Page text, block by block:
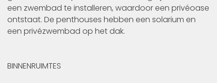
een zwembad te installeren, waardoor een privéoase
ontstaat. De penthouses hebben een solarium en
een privézwembad op het dak.
BINNENRUIMTES